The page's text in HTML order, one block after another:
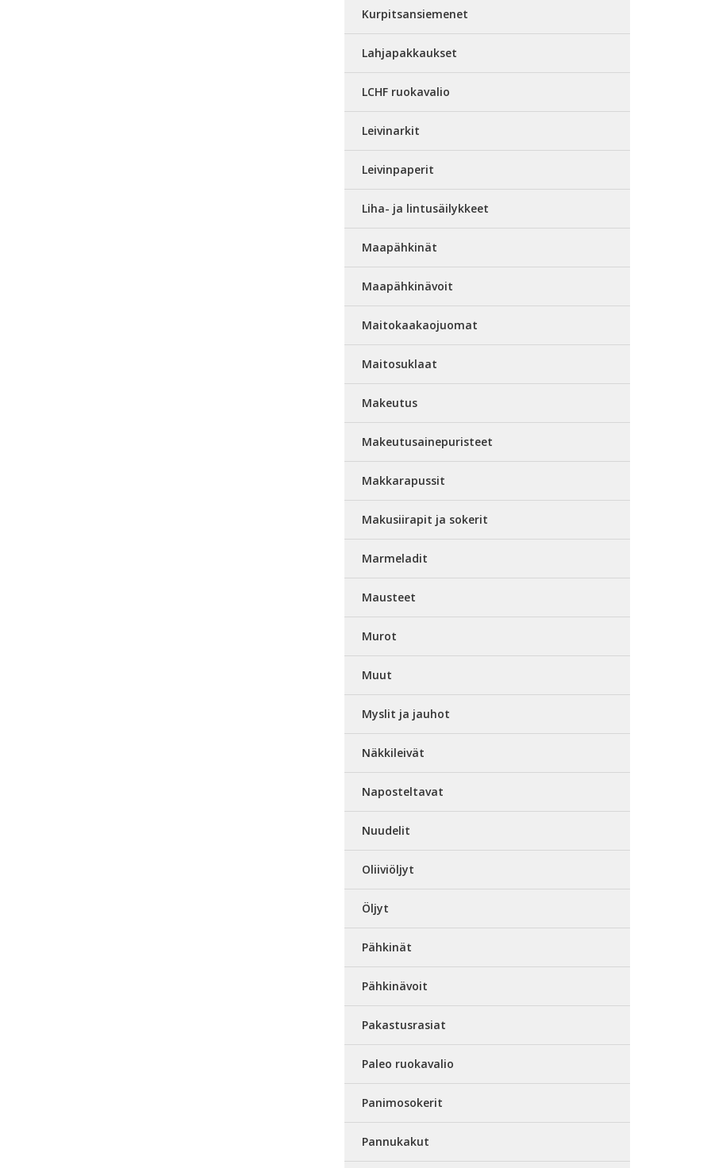
Kurpitsansiemenet
Lahjapakkaukset
LCHF ruokavalio
Leivinarkit
Leivinpaperit
Liha- ja lintusäilykkeet
Maapähkinät
Maapähkinävoit
Maitokaakaojuomat
Maitosuklaat
Makeutus
Makeutusainepuristeet
Makkarapussit
Makusiirapit ja sokerit
Marmeladit
Mausteet
Murot
Muut
Myslit ja jauhot
Näkkileivät
Naposteltavat
Nuudelit
Oliiviöljyt
Öljyt
Pähkinät
Pähkinävoit
Pakastusrasiat
Paleo ruokavalio
Panimosokerit
Pannukakut